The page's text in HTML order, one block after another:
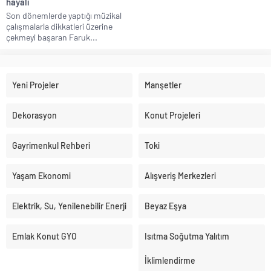
Son dönemlerde yaptığı müzikal
çalışmalarla dikkatleri üzerine
çekmeyi başaran Faruk...
Yeni Projeler Manşetler
Dekorasyon Konut Projeleri
Gayrimenkul Rehberi Toki
Yaşam Ekonomi Alışveriş Merkezleri
Elektrik, Su, Yenilenebilir Enerji Beyaz Eşya
Emlak Konut GYO Isıtma Soğutma Yalıtım
İklimlendirme